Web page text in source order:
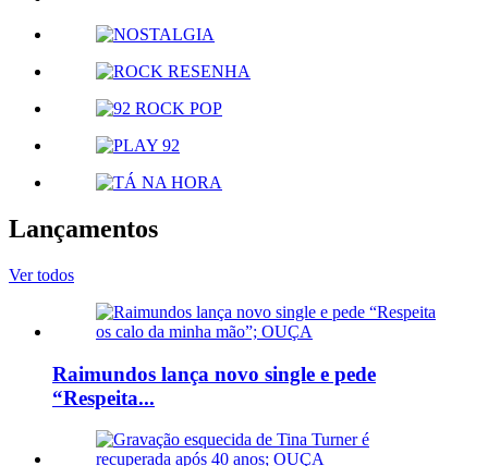
Lançamentos
Ver todos
Raimundos lança novo single e pede
“Respeita...